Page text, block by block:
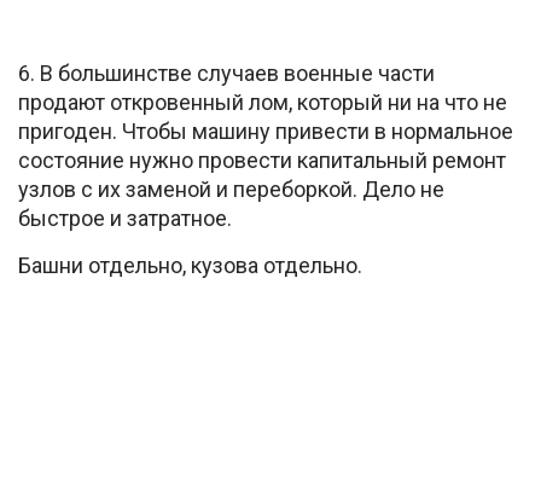
6. В большинстве случаев военные части
продают откровенный лом, который ни на что не
пригоден. Чтобы машину привести в нормальное
состояние нужно провести капитальный ремонт
узлов с их заменой и переборкой. Дело не
быстрое и затратное.
Башни отдельно, кузова отдельно.